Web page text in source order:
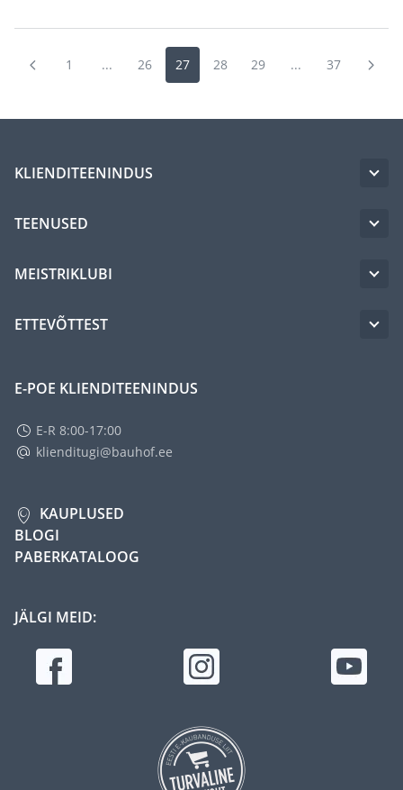
1 ... 26 27 28 29 ... 37
KLIENDITEENINDUS
TEENUSED
MEISTRIKLUBI
ETTEVÕTTEST
E-POE KLIENDITEENINDUS
E-R 8:00-17:00
klienditugi@bauhof.ee
KAUPLUSED
BLOGI
PABERKATALOOG
JÄLGI MEID: